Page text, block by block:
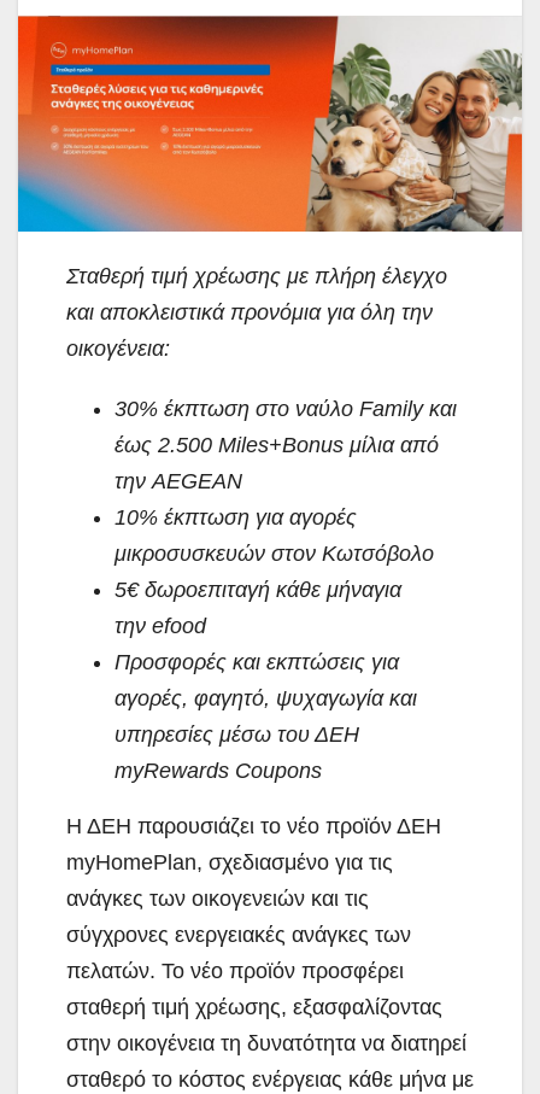
Σταθερή τιμή χρέωσης με πλήρη έλεγχο
και αποκλειστικά προνόμια για όλη την
οικογένεια:
30% έκπτωση στο ναύλο Family και
έως 2.500 Miles+Bonus μίλια από
την AEGEAN
10% έκπτωση για αγορές
μικροσυσκευών στον Κωτσόβολο
5€ δωροεπιταγή κάθε μήναγια
την efood
Προσφορές και εκπτώσεις για
αγορές, φαγητό, ψυχαγωγία και
υπηρεσίες μέσω του ΔΕΗ
myRewards Coupons
Η ΔΕΗ παρουσιάζει το νέο προϊόν ΔΕΗ
myHomePlan, σχεδιασμένο για τις
ανάγκες των οικογενειών και τις
σύγχρονες ενεργειακές ανάγκες των
πελατών. Το νέο προϊόν προσφέρει
σταθερή τιμή χρέωσης, εξασφαλίζοντας
στην οικογένεια τη δυνατότητα να διατηρεί
σταθερό το κόστος ενέργειας κάθε μήνα με